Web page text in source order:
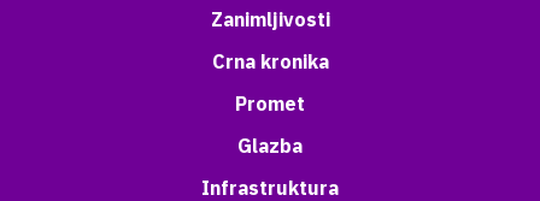
Zanimljivosti
Crna kronika
Promet
Glazba
Infrastruktura